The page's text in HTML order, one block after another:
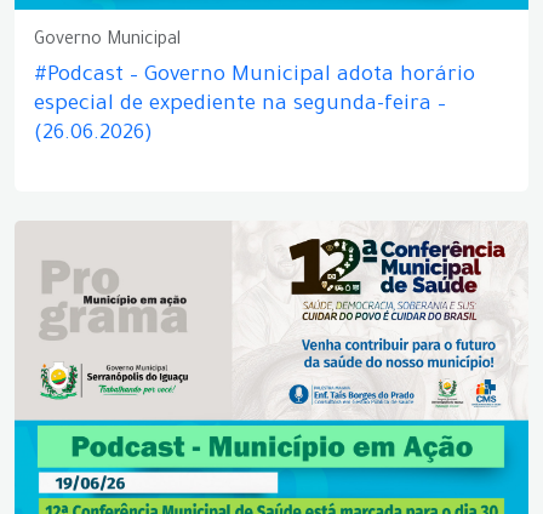
Governo Municipal
#Podcast – Governo Municipal adota horário
especial de expediente na segunda-feira –
(26.06.2026)